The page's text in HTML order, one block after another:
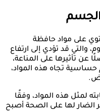
الجسم
على مواد حافظة
والتي قد تؤدي إلى ارتفاع
تأثيرها على المناعة،
تجاه هذه المواد،
هذه المواد، وفقًا
الضار لها على الصحة أصبح